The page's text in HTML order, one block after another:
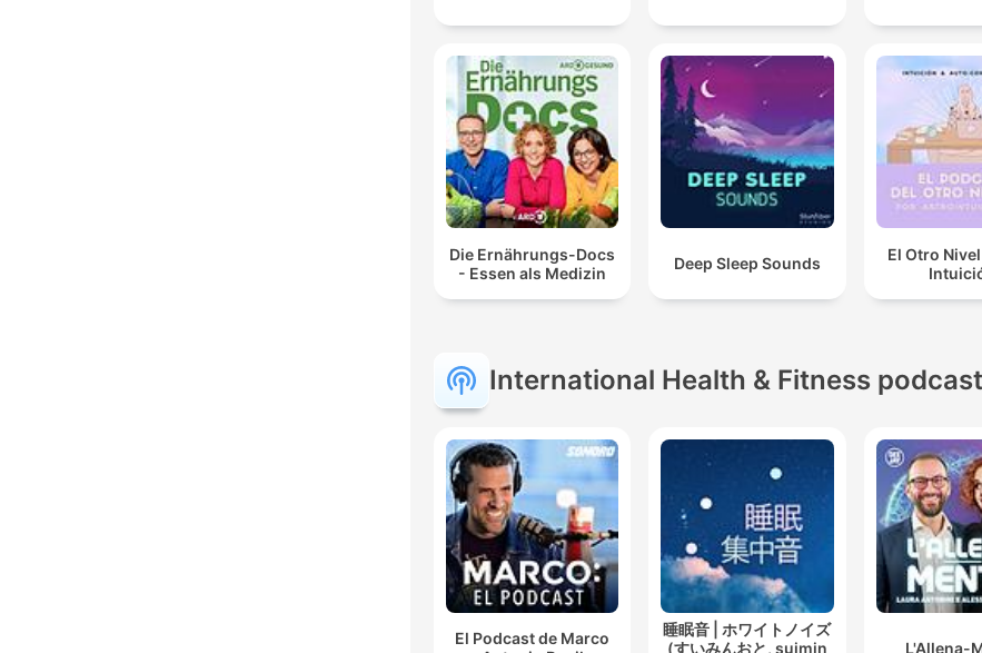
Die Ernährungs-Docs
- Essen als Medizin
Deep Sleep Sounds
El Otro
International Health & Fitness
El Podcast de Marco
睡眠音 | ホワイトノイズ
(すいみんおと, suimin
L'Allena-